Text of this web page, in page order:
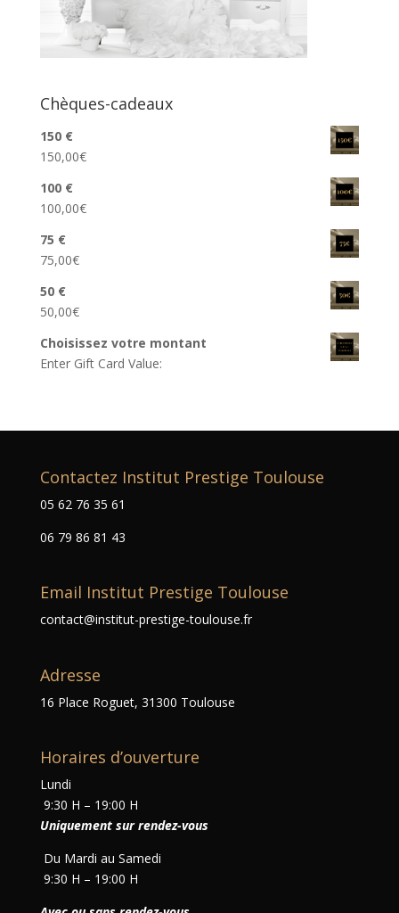
Chèques-cadeaux
150 €
150,00€
100 €
100,00€
75 €
75,00€
50 €
50,00€
Choisissez votre montant
Enter Gift Card Value:
Contactez Institut Prestige Toulouse
05 62 76 35 61
06 79 86 81 43
Email Institut Prestige Toulouse
contact@institut-prestige-toulouse.fr
Adresse
16 Place Roguet, 31300 Toulouse
Horaires d’ouverture
Lundi
9:30 H – 19:00 H
Uniquement sur rendez-vous
Du Mardi au Samedi
9:30 H – 19:00 H